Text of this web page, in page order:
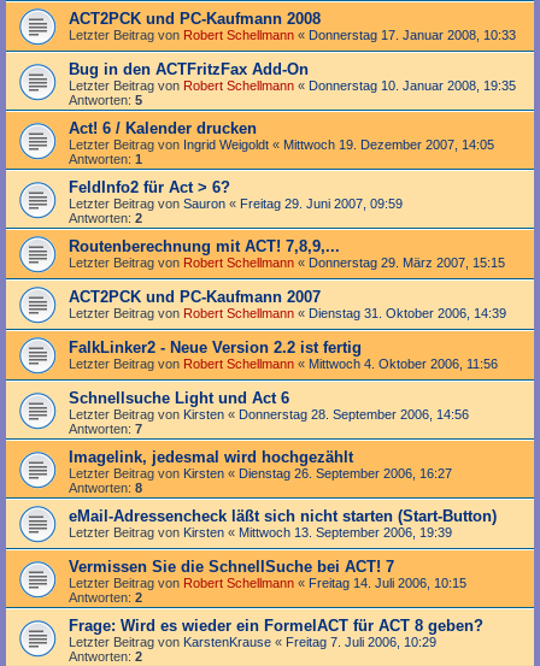
ACT2PCK und PC-Kaufmann 2008
Letzter Beitrag von Robert Schellmann « Donnerstag 17. Januar 2008, 10:33
Bug in den ACTFritzFax Add-On
Letzter Beitrag von Robert Schellmann « Donnerstag 10. Januar 2008, 19:35
Antworten: 5
Act! 6 / Kalender drucken
Letzter Beitrag von Ingrid Weigoldt « Mittwoch 19. Dezember 2007, 14:05
Antworten: 1
FeldInfo2 für Act > 6?
Letzter Beitrag von Sauron « Freitag 29. Juni 2007, 09:59
Antworten: 2
Routenberechnung mit ACT! 7,8,9,...
Letzter Beitrag von Robert Schellmann « Donnerstag 29. März 2007, 15:15
ACT2PCK und PC-Kaufmann 2007
Letzter Beitrag von Robert Schellmann « Dienstag 31. Oktober 2006, 14:39
FalkLinker2 - Neue Version 2.2 ist fertig
Letzter Beitrag von Robert Schellmann « Mittwoch 4. Oktober 2006, 11:56
Schnellsuche Light und Act 6
Letzter Beitrag von Kirsten « Donnerstag 28. September 2006, 14:56
Antworten: 7
Imagelink, jedesmal wird hochgezählt
Letzter Beitrag von Kirsten « Dienstag 26. September 2006, 16:27
Antworten: 8
eMail-Adressencheck läßt sich nicht starten (Start-Button)
Letzter Beitrag von Kirsten « Mittwoch 13. September 2006, 19:39
Vermissen Sie die SchnellSuche bei ACT! 7
Letzter Beitrag von Robert Schellmann « Freitag 14. Juli 2006, 10:15
Antworten: 2
Frage: Wird es wieder ein FormelACT für ACT 8 geben?
Letzter Beitrag von KarstenKrause « Freitag 7. Juli 2006, 10:29
Antworten: 2